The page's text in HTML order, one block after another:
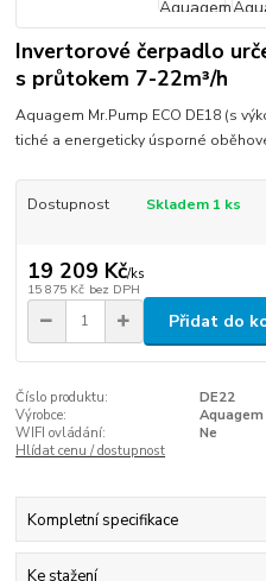
Invertorové čerpadlo
s průtokem 7-22m³/h
Aquagem Mr.Pump ECO DE18 (s
tiché a energeticky úsporné
Dostupnost Skladem 1 ks
19 209 Kč/ks
15 875 Kč bez DPH
Přidat do
Číslo produktu:
DE22
Výrobce:
Aquagem
WIFI ovládání:
Ne
Hlídat cenu / dostupnost
Kompletní specifikace
Ke stažení